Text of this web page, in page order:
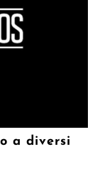
a diversi